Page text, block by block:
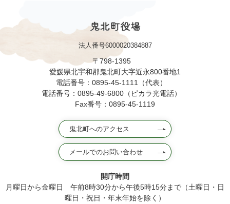
法人番号6000020384887
〒798-1395
愛媛県北宇和郡鬼北町大字近永800番地1
電話番号：0895-45-1111（代表）
電話番号：0895-49-6800（ピカラ光電話）
Fax番号：0895-45-1119
鬼北町へのアクセス
メールでのお問い合わせ
開庁時間
月曜日から金曜日 午前8時30分から午後5時15分まで（土曜日・日
曜日・祝日・年末年始を除く）